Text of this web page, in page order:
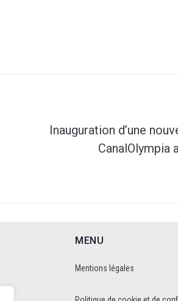
Inauguration d’une
CanalOlympia
MENU
Mentions légales